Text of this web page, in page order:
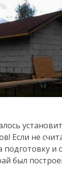
Если не
подготовку и
был